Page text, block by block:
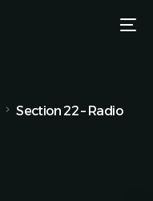
Section 22 – Radio